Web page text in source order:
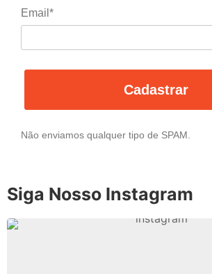
Email*
Cadastrar
Não enviamos qualquer tipo de SPAM.
Siga Nosso Instagram